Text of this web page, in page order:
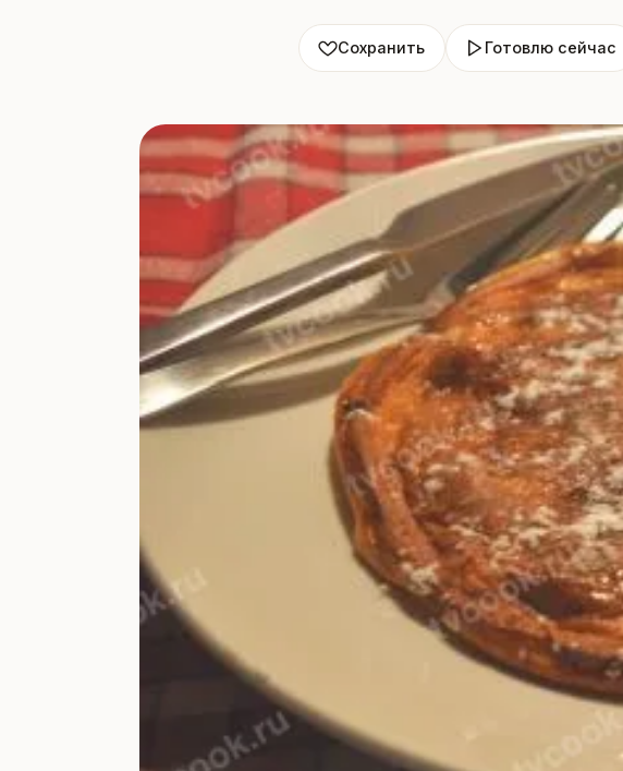
Сохранить Готовлю сейчас